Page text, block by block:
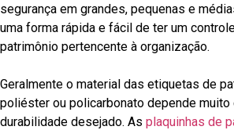
segurança em grandes, pequenas e
uma forma rápida e fácil de ter um
patrimônio pertencente à organização.
Geralmente o material das etiquetas de
poliéster ou policarbonato depende
durabilidade desejado. As plaquinhas de